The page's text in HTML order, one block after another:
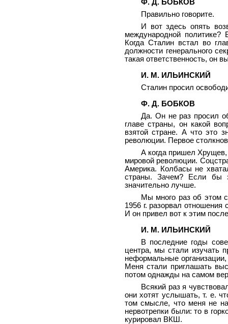
Ф. Д. БОБКОВ
Правильно говорите.
И вот здесь опять
международной политике?
Когда Сталин встал во
должности генерального
такая ответственность, он
И. М. ИЛЬИНСКИЙ
Сталин просил
Ф. Д. БОБКОВ
Да. Он не раз просил
главе страны, он какой
взятой стране. А что это
революции. Первое
А когда пришел
мировой революции.
Америка. Колбасы не
страны. Зачем? Если бы
значительно лучше.
Мы много раз об этом
1956 г. разорвал
И он привел вот к этим
И. М. ИЛЬИНСКИЙ
В последние годы
центра, мы стали изучать
неформальные
Меня стали приглашать
потом однажды на самом
Всякий раз я
они хотят услышать, т. е.
том смысле, что меня не
нервотрепки были: то в
курировал ВКШ.